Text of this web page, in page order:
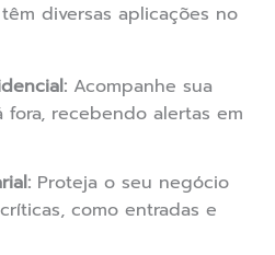
têm diversas aplicações no
Acompanhe sua
recebendo alertas em
Proteja o seu negócio
como entradas e